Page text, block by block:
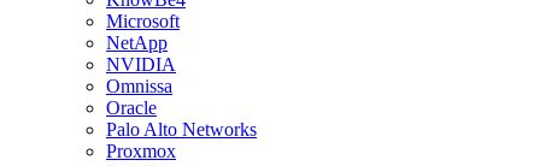
Microsoft
NetApp
NVIDIA
Omnissa
Oracle
Palo Alto Networks
Proxmox